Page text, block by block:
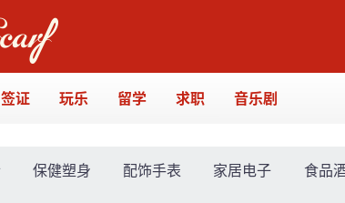
签证 玩乐 留学 求职 音乐剧
保健塑身 配饰手表 家居电子 食品